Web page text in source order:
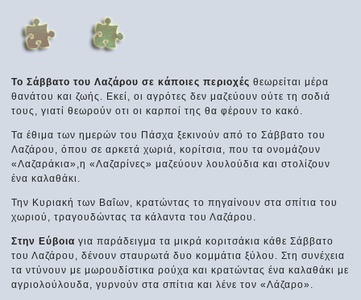
Το Σάββατο του Λαζάρου σε κάποιες περιοχές θεωρείται μέρα
θανάτου και ζωής. Εκεί, οι αγρότες δεν μαζεύουν ούτε τη σοδιά
τους, γιατί θεωρούν οτι οι καρποί της θα φέρουν το κακό.
Τα έθιμα των ημερών του Πάσχα ξεκινούν από το Σάββατο του
Λαζάρου, όπου σε αρκετά χωριά, κορίτσια, που τα ονομάζουν
«Λαζαράκια»,η «Λαζαρίνες» μαζεύουν λουλούδια και στολίζουν
ένα καλαθάκι.
Την Κυριακή των Βαΐων, κρατώντας το πηγαίνουν στα σπίτια του
χωριού, τραγουδώντας τα κάλαντα του Λαζάρου.
Στην Εύβοια για παράδειγμα τα μικρά κοριτσάκια κάθε Σάββατο
του Λαζάρου, δένουν σταυρωτά δυο κομμάτια ξύλου. Στη συνέχεια
τα ντύνουν με μωρουδίστικα ρούχα και κρατώντας ένα καλαθάκι με
αγριολούλουδα, γυρνούν στα σπίτια και λένε τον «Λάζαρο».